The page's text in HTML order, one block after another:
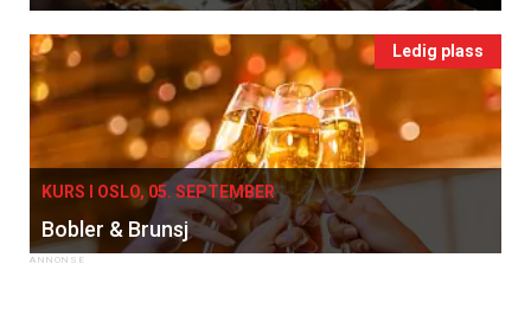
Ledig plass
KURS I OSLO, 05. SEPTEMBER
Bobler & Brunsj